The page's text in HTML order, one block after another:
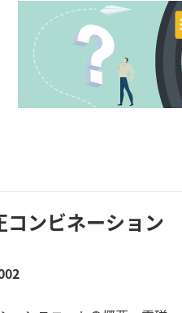
ンビネーション